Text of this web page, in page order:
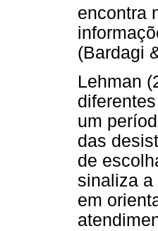
encontra
(Bardagi
Lehman
um
das
de
sinaliza
em